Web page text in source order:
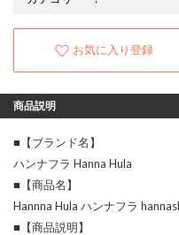
お気に入り登録
商品説明
■【ブランド名】
ハンナフラ Hanna Hula
■【商品名】
Hannna Hula ハンナフラ
■【商品説明】